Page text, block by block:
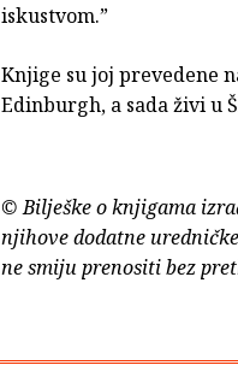
iskustvom.”
Knjige su joj prevedene
Edinburgh, a sada živi u
© Bilješke o knjigama
njihove dodatne
ne smiju prenositi bez